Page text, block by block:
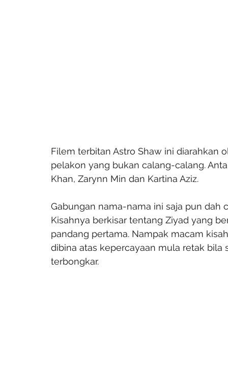
Filem terbitan Astro Shaw ini diarahkan
pelakon yang bukan calang-calang.
Khan, Zarynn Min dan Kartina Aziz.
Gabungan nama-nama ini saja pun dah
Kisahnya berkisar tentang Ziyad yang
pandang pertama. Nampak macam
dibina atas kepercayaan mula retak
terbongkar.